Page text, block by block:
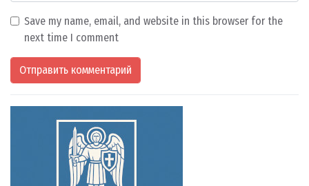
Save my name, email, and website in this browser for the
next time I comment